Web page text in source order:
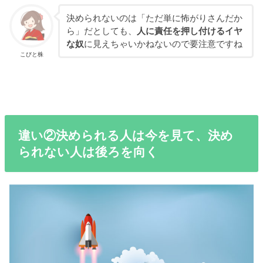
こびと株
決められないのは「ただ単に怖がりさんだか
ら」だとしても、
人に責任を押し付けるイヤ
な奴に見えちゃいかねないので要注意ですね
違い②決められる人は今を見て、決め
られない人は後ろを向く